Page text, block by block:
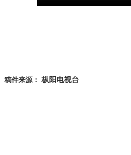
稿件来源： 枞阳电视台